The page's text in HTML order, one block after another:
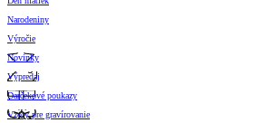
Narodeniny
Výročie
Novinky
Výpredaj
Darčekové poukazy
Vzory pre gravírovanie